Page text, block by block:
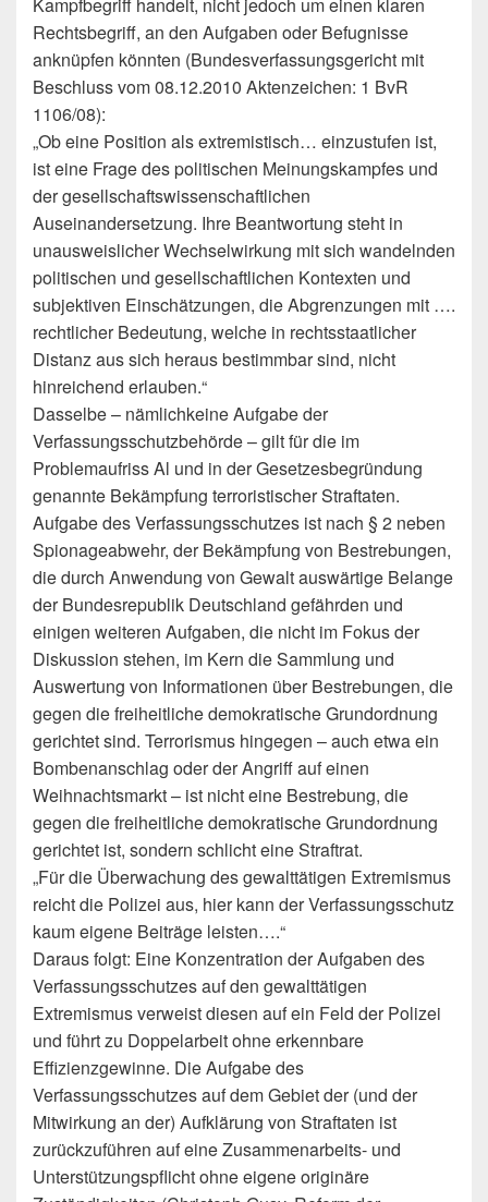
Kampfbegriff handelt, nicht jedoch um einen klaren
Rechtsbegriff, an den Aufgaben oder Befugnisse
anknüpfen könnten (Bundesverfassungsgericht mit
Beschluss vom 08.12.2010 Aktenzeichen: 1 BvR
1106/08):
„Ob eine Position als extremistisch… einzustufen ist,
ist eine Frage des politischen Meinungskampfes und
der gesellschaftswissenschaftlichen
Auseinandersetzung. Ihre Beantwortung steht in
unausweislicher Wechselwirkung mit sich wandelnden
politischen und gesellschaftlichen Kontexten und
subjektiven Einschätzungen, die Abgrenzungen mit ….
rechtlicher Bedeutung, welche in rechtsstaatlicher
Distanz aus sich heraus bestimmbar sind, nicht
hinreichend erlauben.“
Dasselbe – nämlichkeine Aufgabe der
Verfassungsschutzbehörde – gilt für die im
Problemaufriss Al und in der Gesetzesbegründung
genannte Bekämpfung terroristischer Straftaten.
Aufgabe des Verfassungsschutzes ist nach § 2 neben
Spionageabwehr, der Bekämpfung von Bestrebungen,
die durch Anwendung von Gewalt auswärtige Belange
der Bundesrepublik Deutschland gefährden und
einigen weiteren Aufgaben, die nicht im Fokus der
Diskussion stehen, im Kern die Sammlung und
Auswertung von Informationen über Bestrebungen, die
gegen die freiheitliche demokratische Grundordnung
gerichtet sind. Terrorismus hingegen – auch etwa ein
Bombenanschlag oder der Angriff auf einen
Weihnachtsmarkt – ist nicht eine Bestrebung, die
gegen die freiheitliche demokratische Grundordnung
gerichtet ist, sondern schlicht eine Straftrat.
„Für die Überwachung des gewalttätigen Extremismus
reicht die Polizei aus, hier kann der Verfassungsschutz
kaum eigene Beiträge leisten….“
Daraus folgt: Eine Konzentration der Aufgaben des
Verfassungsschutzes auf den gewalttätigen
Extremismus verweist diesen auf ein Feld der Polizei
und führt zu Doppelarbeit ohne erkennbare
Effizienzgewinne. Die Aufgabe des
Verfassungsschutzes auf dem Gebiet der (und der
Mitwirkung an der) Aufklärung von Straftaten ist
zurückzuführen auf eine Zusammenarbeits- und
Unterstützungspflicht ohne eigene originäre